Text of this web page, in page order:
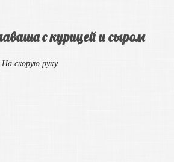
с курицей и сыром
На скорую руку